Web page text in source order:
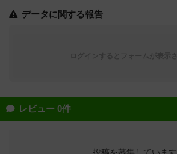
データに関する報告
レビュー 0件